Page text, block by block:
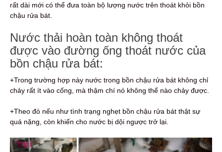
rất dài mới có thể đưa toàn bộ lượng nước trên thoát khỏi bồn
chậu rửa bát.
Nước thải hoàn toàn không thoát
được vào đường ống thoát nước của
bồn chậu rửa bát:
+Trong trường hợp này nước trong bồn chậu rửa bát không chỉ
chảy rất ít vào cống, mà thậm chí nó không thể nào chảy được.
+Theo đó nếu như tình trạng nghẹt bồn chậu rửa bát thật sự
quá nặng, còn khiến cho nước bị dội ngược trở lại.